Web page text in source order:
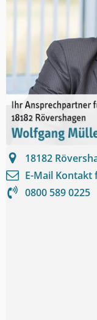
18182
E-Mail Kontakt
0800 589 0225